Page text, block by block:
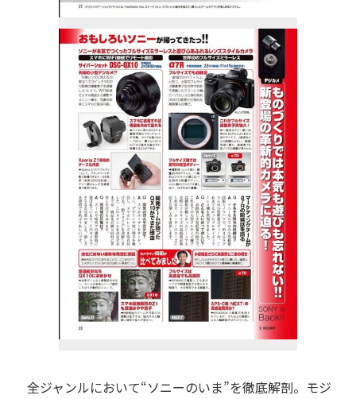
全ジャンルにおいて“ソニーのいま”を徹底解剖。モジ